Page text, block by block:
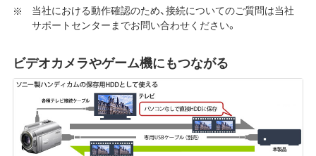
当社における動作確認のため、接続についてのご質問は当社
サポートセンターまでお問い合わせください。
ビデオカメラやゲーム機にもつながる